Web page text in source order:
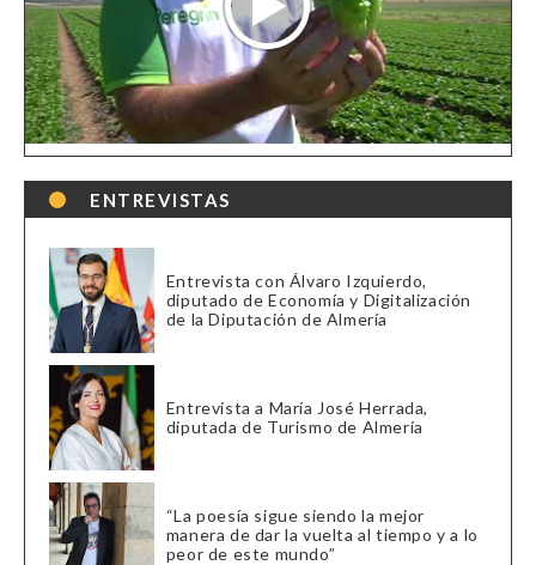
ENTREVISTAS
Entrevista con Álvaro Izquierdo,
diputado de Economía y Digitalización
de la Diputación de Almería
Entrevista a María José Herrada,
diputada de Turismo de Almería
“La poesía sigue siendo la mejor
manera de dar la vuelta al tiempo y a lo
peor de este mundo”